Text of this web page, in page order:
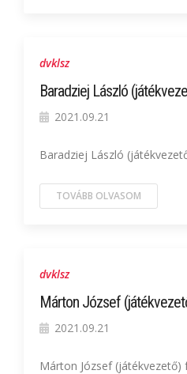
dvklsz
Baradziej László
2021.09.21
Baradziej László
TOVÁBB OLVASOM
dvklsz
Márton József
2021.09.21
Márton József